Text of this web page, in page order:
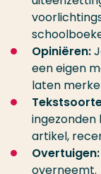
Opiniëren:
een eigen
laten
artikel,
Overtuigen:
overneemt.